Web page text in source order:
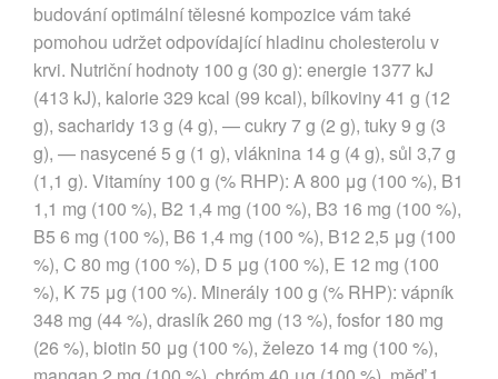
budování optimální tělesné kompozice vám také
pomohou udržet odpovídající hladinu cholesterolu v
krvi. Nutriční hodnoty 100 g (30 g): energie 1377 kJ
(413 kJ), kalorie 329 kcal (99 kcal), bílkoviny 41 g (12
g), sacharidy 13 g (4 g), — cukry 7 g (2 g), tuky 9 g (3
g), — nasycené 5 g (1 g), vláknina 14 g (4 g), sůl 3,7 g
(1,1 g). Vitamíny 100 g (% RHP): A 800 μg (100 %), B1
1,1 mg (100 %), B2 1,4 mg (100 %), B3 16 mg (100 %),
B5 6 mg (100 %), B6 1,4 mg (100 %), B12 2,5 μg (100
%), C 80 mg (100 %), D 5 μg (100 %), E 12 mg (100
%), K 75 μg (100 %). Minerály 100 g (% RHP): vápník
348 mg (44 %), draslík 260 mg (13 %), fosfor 180 mg
(26 %), biotin 50 μg (100 %), železo 14 mg (100 %),